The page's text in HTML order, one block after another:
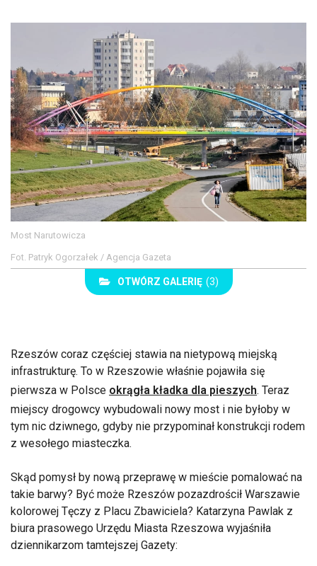
Most Narutowicza
Fot. Patryk Ogorzałek / Agencja Gazeta
OTWÓRZ GALERIĘ (3)
Rzeszów coraz częściej stawia na nietypową miejską
infrastrukturę. To w Rzeszowie właśnie pojawiła się
pierwsza w Polsce okrągła kładka dla pieszych. Teraz
miejscy drogowcy wybudowali nowy most i nie byłoby w
tym nic dziwnego, gdyby nie przypominał konstrukcji rodem
z wesołego miasteczka.
Skąd pomysł by nową przeprawę w mieście pomalować na
takie barwy? Być może Rzeszów pozazdrościł Warszawie
kolorowej Tęczy z Placu Zbawiciela? Katarzyna Pawlak z
biura prasowego Urzędu Miasta Rzeszowa wyjaśniła
dziennikarzom tamtejszej Gazety: